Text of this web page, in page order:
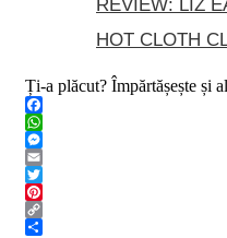
REVIEW: LIZ
HOT CLOTH
Ți-a plăcut? Împărtășește și
Facebook
WhatsApp
Messenger
Email
Twitter
Pinterest
Copy